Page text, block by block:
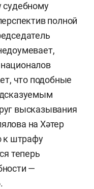
судебному
полной
что подобные
высказывания
на Хәтер
к штрафу
теперь
—